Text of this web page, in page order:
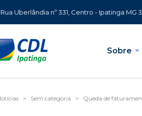
Rua Uberlândia nº 331, Centro - Ipatinga MG
Sobre
> Sem categoria > Queda de